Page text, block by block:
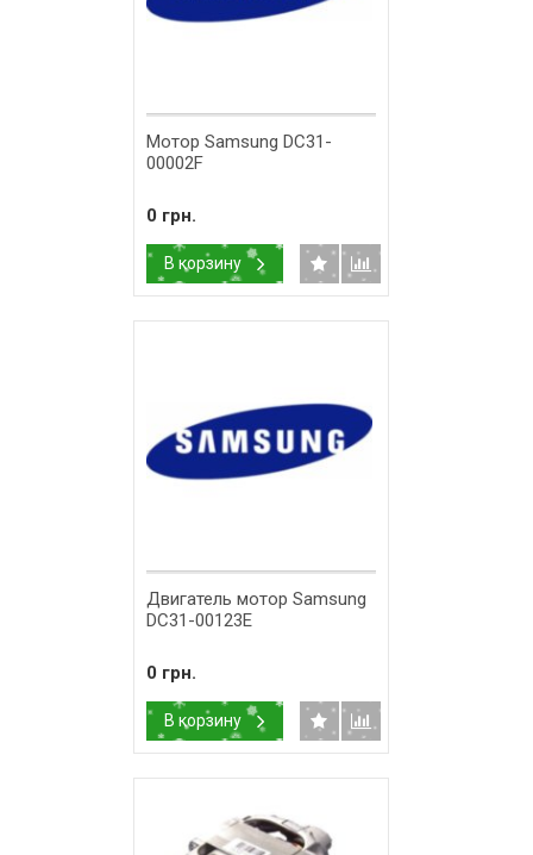
Мотор Samsung DC31-
00002F
0 грн.
В корзину
Двигатель мотор Samsung
DC31-00123E
0 грн.
В корзину